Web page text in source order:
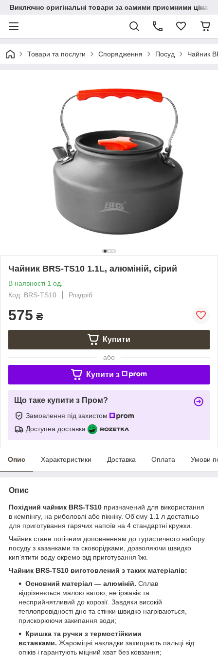
Виключно оригінальні товари за самими приємними
Товари та послуги Спорядження Посуд Чайник
Чайник BRS-TS10 1.1L, алюміній, сірий
В наявності 1 од.
Код: BRS-TS10
Роздріб
575 ₴
Купити
або
Купити з
Що таке купити з Пром?
Замовлення під захистом
Доступна доставка
Опис Характеристики Доставка Оплата Умови
Опис
Похідний чайник BRS-TS10 призначений для використання
в кемпінгу, на риболовлі або пікніку. Об'єму 1.1 л достатньо
для приготування гарячих напоїв на 4 стандартні кружки.
Чайник стане логічним доповненням до туристичного набору
посуду з казанками та сковорідками, дозволяючи швидко
кип'ятити воду окремо від приготування їжі.
Чайник BRS-TS10 виготовлений з таких матеріалів:
Основний матеріал — алюміній. Сплав
відрізняється малою вагою, не іржавіє та
несприйнятливий до корозії. Завдяки високій
теплопровідності дно та стінки швидко нагріваються,
прискорюючи закипання води;
Кришка та ручки з термостійкими
вставками. Жароміцні накладки захищають пальці від
опіків і гарантують міцний хват без ковзання;